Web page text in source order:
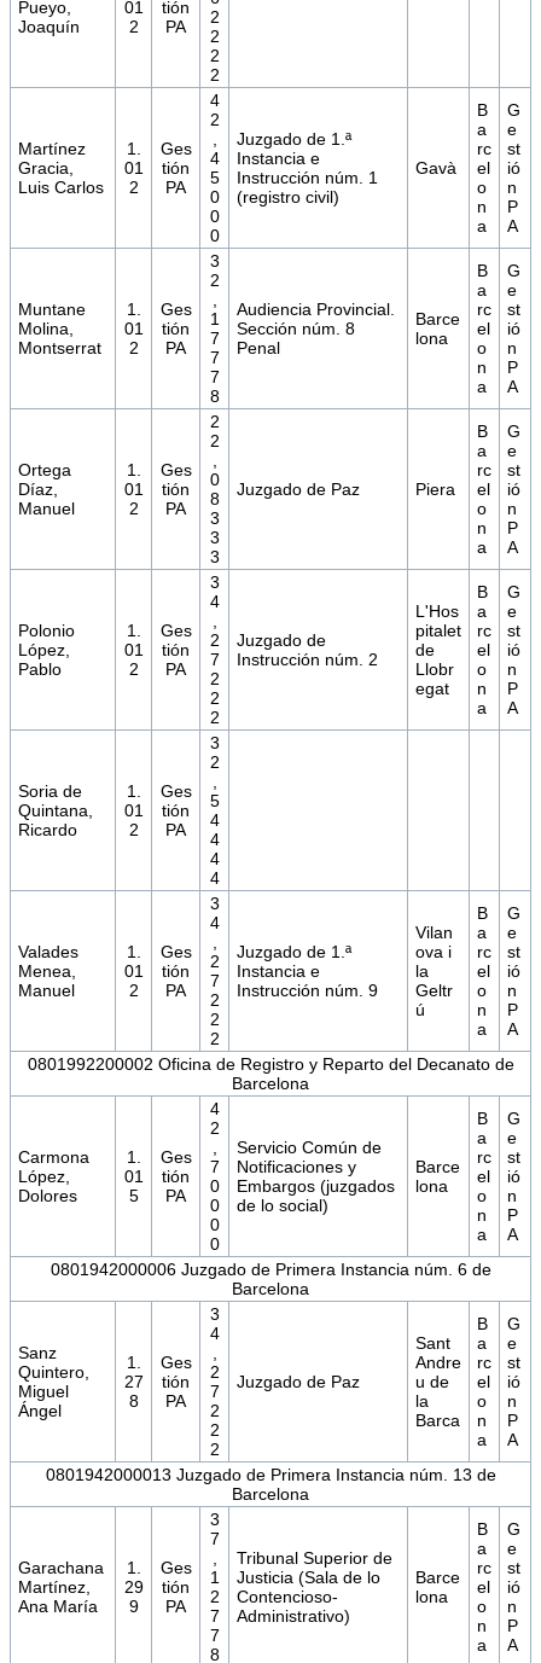
Pueyo,
Joaquín
01
2
tión
PA
2
2
2
2
Martínez
Gracia,
Luis Carlos
1.
01
2
Ges
tión
PA
4
2
,
4
5
0
0
0
Juzgado de 1.ª
Instancia e
Instrucción núm. 1
(registro civil)
Gavà
B
a
rc
el
o
n
a
G
e
st
ió
n
P
A
Muntane
Molina,
Montserrat
1.
01
2
Ges
tión
PA
3
2
,
1
7
7
7
8
Audiencia Provincial.
Sección núm. 8
Penal
Barce
lona
B
a
rc
el
o
n
a
G
e
st
ió
n
P
A
Ortega
Díaz,
Manuel
1.
01
2
Ges
tión
PA
2
2
,
0
8
3
3
3
Juzgado de Paz Piera
B
a
rc
el
o
n
a
G
e
st
ió
n
P
A
Polonio
López,
Pablo
1.
01
2
Ges
tión
PA
3
4
,
2
7
2
2
2
Juzgado de
Instrucción núm. 2
L'Hos
pitalet
de
Llobr
egat
B
a
rc
el
o
n
a
G
e
st
ió
n
P
A
Soria de
Quintana,
Ricardo
1.
01
2
Ges
tión
PA
3
2
,
5
4
4
4
4
Valades
Menea,
Manuel
1.
01
2
Ges
tión
PA
3
4
,
2
7
2
2
2
Juzgado de 1.ª
Instancia e
Instrucción núm. 9
Vilan
ova i
la
Geltr
ú
B
a
rc
el
o
n
a
G
e
st
ió
n
P
A
0801992200002 Oficina de Registro y Reparto del Decanato de
Barcelona
Carmona
López,
Dolores
1.
01
5
Ges
tión
PA
4
2
,
7
0
0
0
0
Servicio Común de
Notificaciones y
Embargos (juzgados
de lo social)
Barce
lona
B
a
rc
el
o
n
a
G
e
st
ió
n
P
A
0801942000006 Juzgado de Primera Instancia núm. 6 de
Barcelona
Sanz
Quintero,
Miguel
Ángel
1.
27
8
Ges
tión
PA
3
4
,
2
7
2
2
2
Juzgado de Paz
Sant
Andre
u de
la
Barca
B
a
rc
el
o
n
a
G
e
st
ió
n
P
A
0801942000013 Juzgado de Primera Instancia núm. 13 de
Barcelona
Garachana
Martínez,
Ana María
1.
29
9
Ges
tión
PA
3
7
,
1
2
7
7
8
Tribunal Superior de
Justicia (Sala de lo
Contencioso-
Administrativo)
Barce
lona
B
a
rc
el
o
n
a
G
e
st
ió
n
P
A